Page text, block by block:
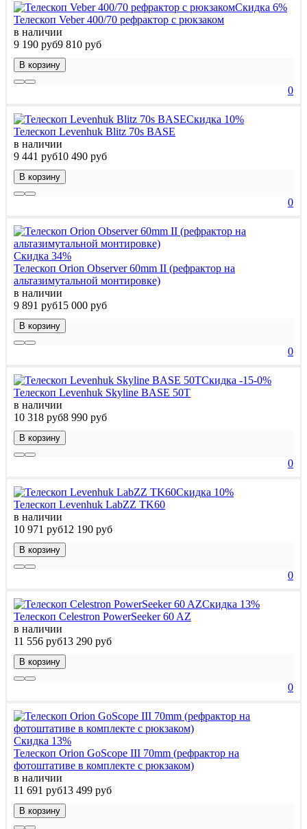
Скидка 6%
Телескоп Veber 400/70 рефрактор с рюкзаком
в наличии
9 190 руб9 810 руб
В корзину
0
Скидка 10%
Телескоп Levenhuk Blitz 70s BASE
в наличии
9 441 руб10 490 руб
В корзину
0
Скидка 34%
Телескоп Orion Observer 60mm II (рефрактор на
альтазимутальной монтировке)
в наличии
9 891 руб15 000 руб
В корзину
0
Скидка -15-0%
Телескоп Levenhuk Skyline BASE 50T
в наличии
10 318 руб8 990 руб
В корзину
0
Скидка 10%
Телескоп Levenhuk LabZZ TK60
в наличии
10 971 руб12 190 руб
В корзину
0
Скидка 13%
Телескоп Celestron PowerSeeker 60 AZ
в наличии
11 556 руб13 290 руб
В корзину
0
Скидка 13%
Телескоп Orion GoScope III 70mm (рефрактор на
фотоштативе в комплекте с рюкзаком)
в наличии
11 691 руб13 499 руб
В корзину